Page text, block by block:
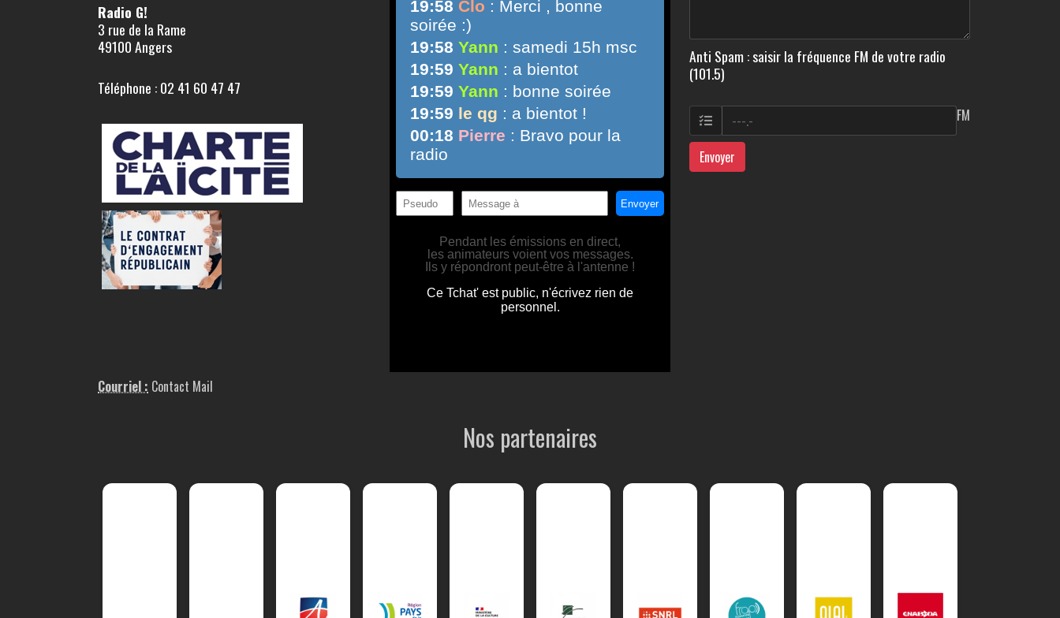
Radio G!
3 rue de la Rame
49100 Angers
Téléphone : 02 41 60 47 47
Courriel : Contact Mail
Anti Spam : saisir la fréquence FM de votre radio
(101.5)
FM
Envoyer
Nos partenaires